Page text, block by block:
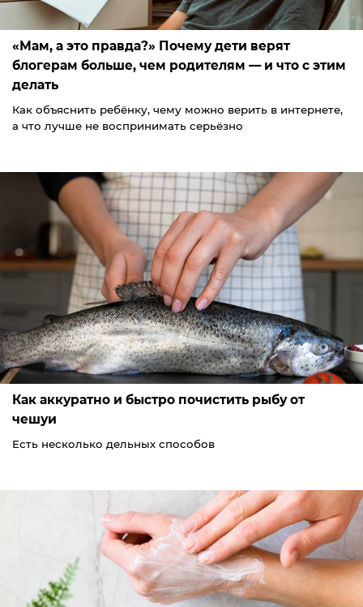
«Мам, а это правда?» Почему дети верят
блогерам больше, чем родителям — и что с этим
делать
Как объяснить ребёнку, чему можно верить в интернете,
а что лучше не воспринимать серьёзно
Как аккуратно и быстро почистить рыбу от
чешуи
Есть несколько дельных способов